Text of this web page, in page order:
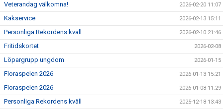
Veterandag välkomna! 2026-02-20 11:07
Kakservice 2026-02-13 15:11
Personliga Rekordens kväll 2026-02-10 21:46
Fritidskortet 2026-02-08
Löpargrupp ungdom 2026-01-15
Floraspelen 2026 2026-01-13 15:21
Floraspelen 2026 2026-01-08 11:29
Personliga Rekordens kväll 2025-12-18 13:43